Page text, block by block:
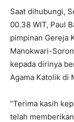
Saat dihubungi,
00.38 WIT, Paul
pimpinan Gereja
Manokwari-
kepada dirinya
Agama Katolik di
“Terima kasih
telah